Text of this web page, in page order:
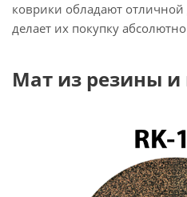
коврики обладают отличной
делает их покупку
Мат из резины и